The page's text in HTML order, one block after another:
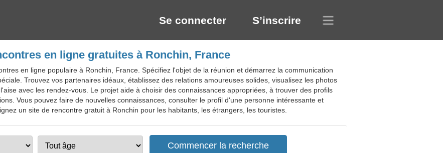
Se connecter S’inscrire
en ligne gratuites à Ronchin, France
en ligne populaire à Ronchin, France. Spécifiez l'objet de la réunion et démarrez la communication
Trouvez vos partenaires idéaux, établissez des relations amoureuses solides, visualisez les photos
avec les rendez-vous. Le projet aide à choisir des connaissances appropriées, à trouver des profils
Vous pouvez faire de nouvelles connaissances, consulter le profil d'une personne intéressante et
un site de rencontre gratuit à Ronchin pour les habitants, les étrangers, les touristes.